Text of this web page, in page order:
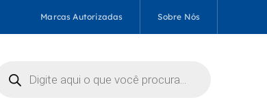
Marcas Autorizadas Sobre Nós
produtos